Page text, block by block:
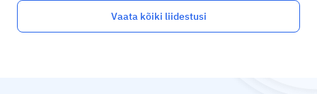
Vaata kõiki liidestusi